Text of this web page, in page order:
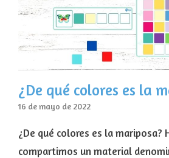
¿De qué colores es la
16 de mayo de 2022
¿De qué colores es la mariposa?
compartimos un material